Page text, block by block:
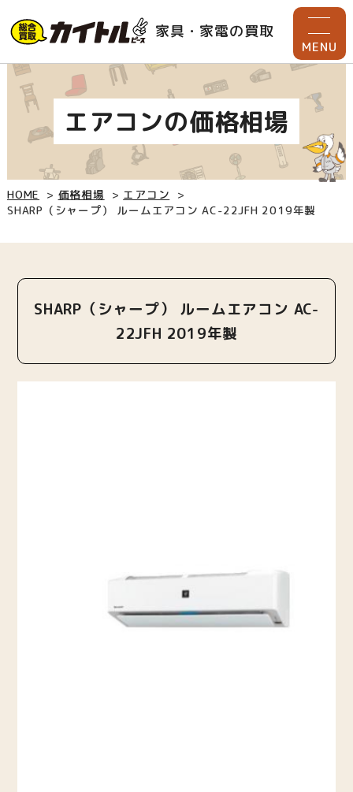
家具・家電の買取
MENU
エアコンの価格相場
HOME 価格相場
エアコン
SHARP（シャープ） ルームエアコン AC-22JFH 2019年製
SHARP（シャープ） ルームエアコン AC-
22JFH 2019年製